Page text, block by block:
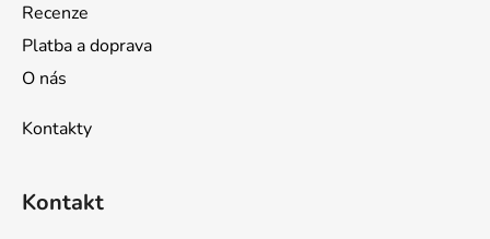
Recenze
Platba a doprava
O nás
Kontakty
Kontakt